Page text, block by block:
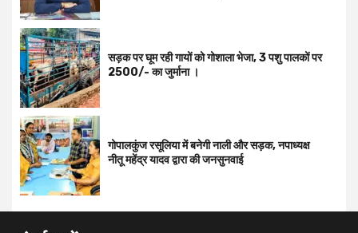
सड़क पर घूम रही गायों को गोशाला भेजा, 3 पशु पालकों पर
2500/- का जुर्माना ।
गोपालकुंज रसूलिया में बनेगी नाली और सड़क, नपाध्यक्ष
नीतू महेंद्र यादव द्वारा की जनसुनवाई